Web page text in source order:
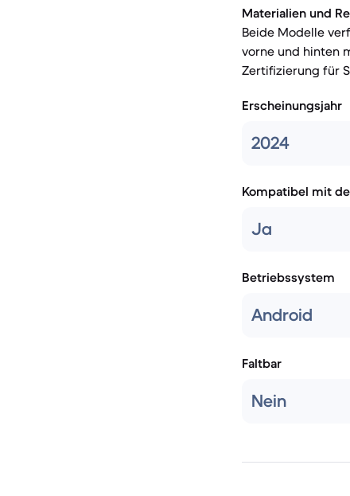
Materialien und
Beide Modelle
vorne und hinten
Zertifizierung für
Erscheinungsjahr
2024
Kompatibel mit
Ja
Betriebssystem
Android
Faltbar
Nein